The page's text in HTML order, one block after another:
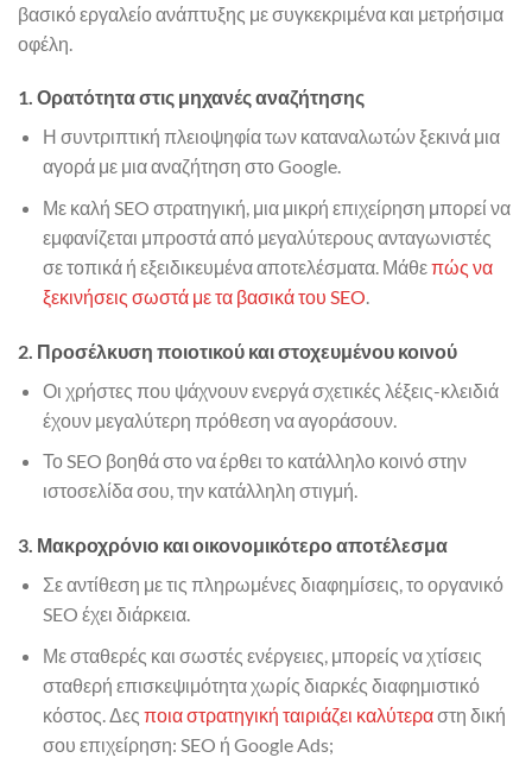
βασικό εργαλείο ανάπτυξης με συγκεκριμένα και μετρήσιμα
οφέλη.
1. Ορατότητα στις μηχανές αναζήτησης
Η συντριπτική πλειοψηφία των καταναλωτών ξεκινά μια
αγορά με μια αναζήτηση στο Google.
Με καλή SEO στρατηγική, μια μικρή επιχείρηση μπορεί να
εμφανίζεται μπροστά από μεγαλύτερους ανταγωνιστές
σε τοπικά ή εξειδικευμένα αποτελέσματα. Μάθεπώς να
ξεκινήσεις σωστά με τα βασικά του SEO.
2. Προσέλκυση ποιοτικού και στοχευμένου κοινού
Οι χρήστες που ψάχνουν ενεργά σχετικές λέξεις-κλειδιά
έχουν μεγαλύτερη πρόθεση να αγοράσουν.
Το SEO βοηθά στο να έρθει το κατάλληλο κοινό στην
ιστοσελίδα σου, την κατάλληλη στιγμή.
3. Μακροχρόνιο και οικονομικότερο αποτέλεσμα
Σε αντίθεση με τις πληρωμένες διαφημίσεις, το οργανικό
SEO έχει διάρκεια.
Με σταθερές και σωστές ενέργειες, μπορείς να χτίσεις
σταθερή επισκεψιμότητα χωρίς διαρκές διαφημιστικό
κόστος. Δες ποια στρατηγική ταιριάζει καλύτεραστη δική
σου επιχείρηση: SEO ή Google Ads;